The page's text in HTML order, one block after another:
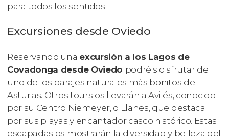
para todos los sentidos.
Excursiones desde Oviedo
Reservando una excursión a los Lagos de
Covadonga desde Oviedo podréis disfrutar de
uno de los parajes naturales más bonitos de
Asturias. Otros tours os llevarán a Avilés, conocido
por su Centro Niemeyer, o Llanes, que destaca
por sus playas y encantador casco histórico. Estas
escapadas os mostrarán la diversidad y belleza del